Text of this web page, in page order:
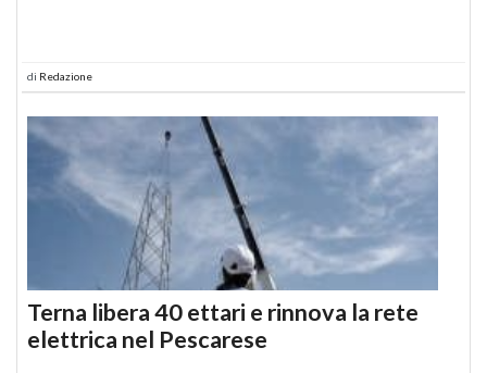
di Redazione
Terna libera 40 ettari e rinnova la rete
elettrica nel Pescarese